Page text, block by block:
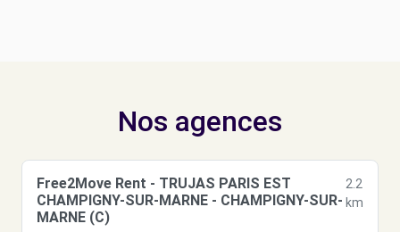
Nos agences
Free2Move Rent - TRUJAS PARIS EST
CHAMPIGNY-SUR-MARNE - CHAMPIGNY-SUR-
MARNE (C)
2.2
km